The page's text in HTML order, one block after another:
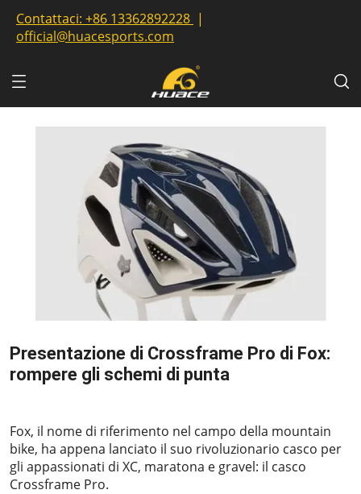
Contattaci: +86 13362892228 |
official@huacesports.com
Presentazione di Crossframe Pro di Fox:
rompere gli schemi di punta
Fox, il nome di riferimento nel campo della mountain
bike, ha appena lanciato il suo rivoluzionario casco per
gli appassionati di XC, maratona e gravel: il casco
Crossframe Pro.